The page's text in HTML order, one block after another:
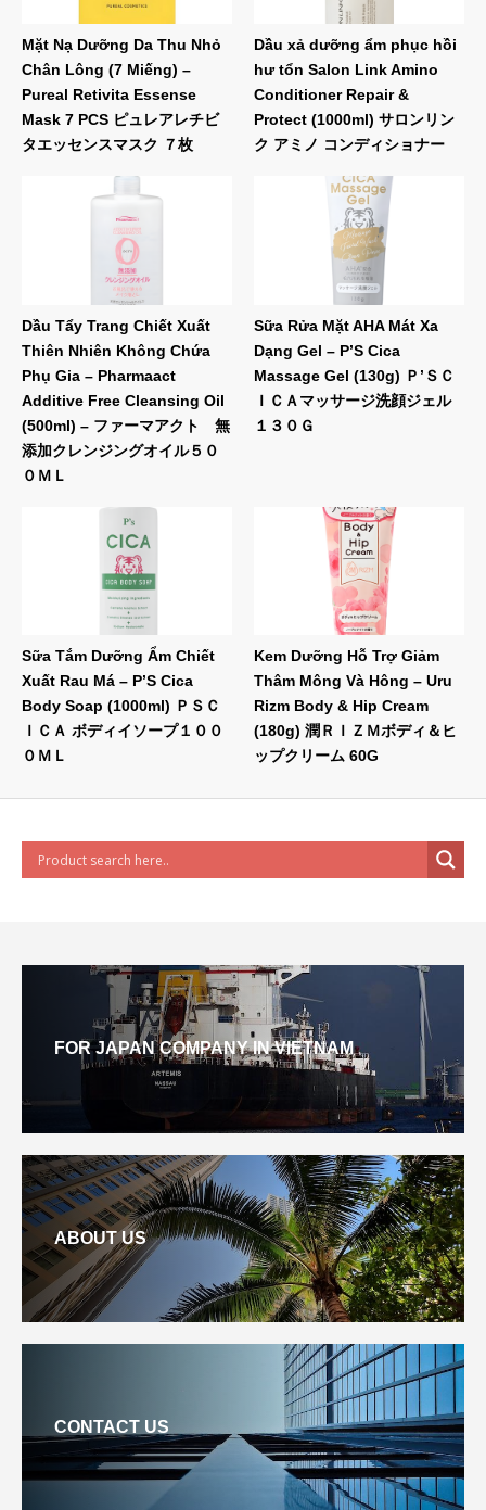
Mặt Nạ Dưỡng Da Thu Nhỏ
Chân Lông (7 Miếng) –
Pureal Retivita Essense
Mask 7 PCS ピュレアレチビ
タエッセンスマスク ７枚
Dầu xả dưỡng ẩm phục hồi
hư tổn Salon Link Amino
Conditioner Repair &
Protect (1000ml) サロンリン
ク アミノ コンディショナー
Dầu Tẩy Trang Chiết Xuất
Thiên Nhiên Không Chứa
Phụ Gia – Pharmaact
Additive Free Cleansing Oil
(500ml) – ファーマアクト 無
添加クレンジングオイル５０
０ＭＬ
Sữa Rửa Mặt AHA Mát Xa
Dạng Gel – P’S Cica
Massage Gel (130g) Ｐ’ＳＣ
ＩＣＡマッサージ洗顔ジェル
１３０Ｇ
Sữa Tắm Dưỡng Ẩm Chiết
Xuất Rau Má – P’S Cica
Body Soap (1000ml) ＰＳＣ
ＩＣＡ ボディイソープ１００
０ＭＬ
Kem Dưỡng Hỗ Trợ Giảm
Thâm Mông Và Hông – Uru
Rizm Body & Hip Cream
(180g) 潤ＲＩＺＭボディ＆ヒ
ップクリーム 60G
FOR JAPAN COMPANY IN VIETNAM
ABOUT US
CONTACT US